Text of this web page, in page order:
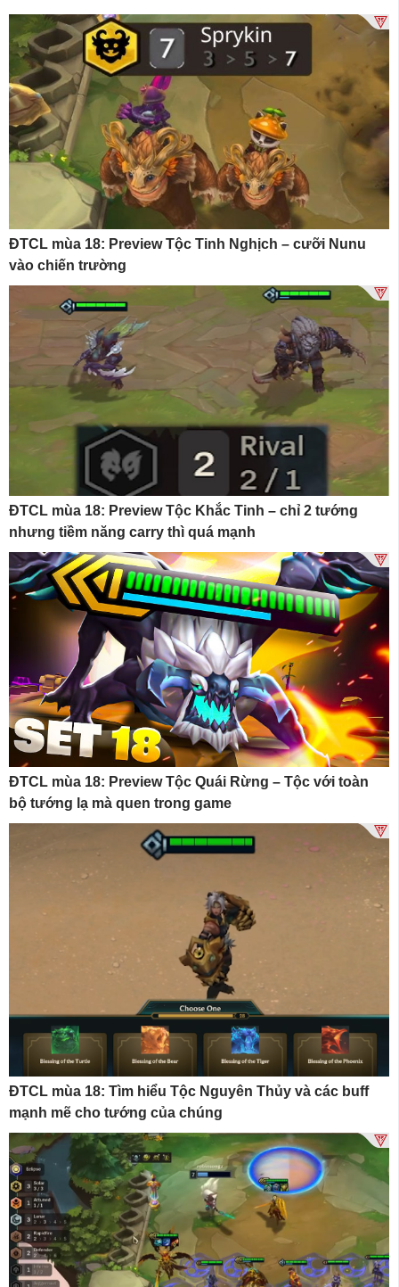
ĐTCL mùa 18: Preview Tộc Tinh Nghịch – cưỡi Nunu
vào chiến trường
ĐTCL mùa 18: Preview Tộc Khắc Tinh – chỉ 2 tướng
nhưng tiềm năng carry thì quá mạnh
ĐTCL mùa 18: Preview Tộc Quái Rừng – Tộc với toàn
bộ tướng lạ mà quen trong game
ĐTCL mùa 18: Tìm hiểu Tộc Nguyên Thủy và các buff
mạnh mẽ cho tướng của chúng